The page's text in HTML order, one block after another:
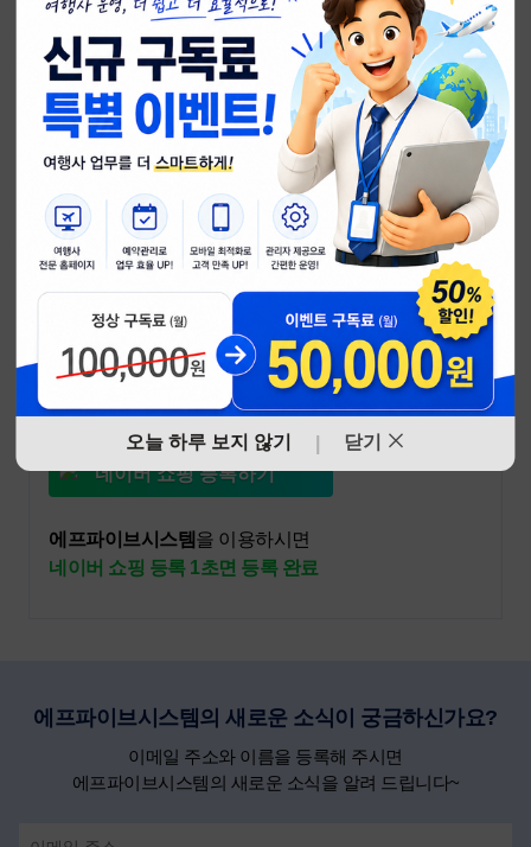
오늘 하루 보지 않기 닫기
네이버 쇼핑에서 여행상품을 팔고 싶은데
쇼핑몰이 없으시다고요?
누구나 쉽게 만드는 네이버 쇼핑, 시작하세요!
네이버 쇼핑 자세히 보기
네이버 쇼핑 등록하기
에프파이브시스템을 이용하시면
네이버 쇼핑 등록 1초면 등록 완료
에프파이브시스템의 새로운 소식이 궁금하신가요?
이메일 주소와 이름을 등록해 주시면
에프파이브시스템의 새로운 소식을 알려 드립니다~